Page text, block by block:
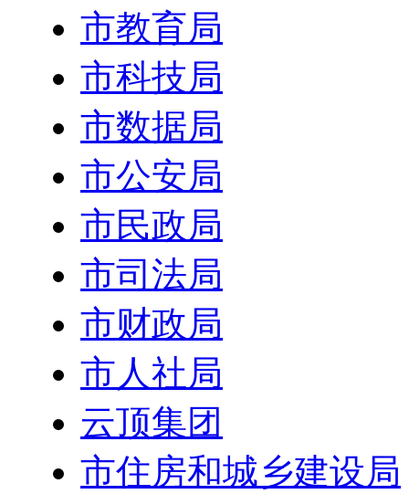
市教育局
市科技局
市数据局
市公安局
市民政局
市司法局
市财政局
市人社局
云顶集团
市住房和城乡建设局